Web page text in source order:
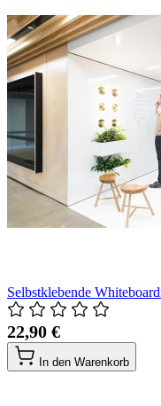
Selbstklebende
22,90 €
In den Warenkorb